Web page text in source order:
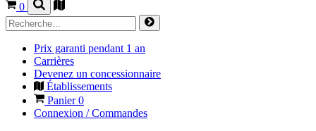
0
Prix garanti pendant 1 an
Carrières
Devenez un concessionnaire
Établissements
Panier0
Connexion / Commandes